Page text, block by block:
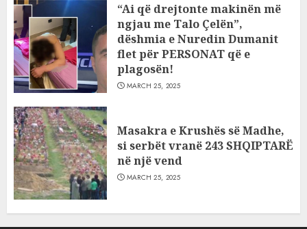
“Ai që drejtonte makinën më
ngjau me Talo Çelën”,
dëshmia e Nuredin Dumanit
flet për PERSONAT që e
plagosën!
MARCH 25, 2025
Masakra e Krushës së Madhe,
si serbët vranë 243 SHQIPTARË
në një vend
MARCH 25, 2025